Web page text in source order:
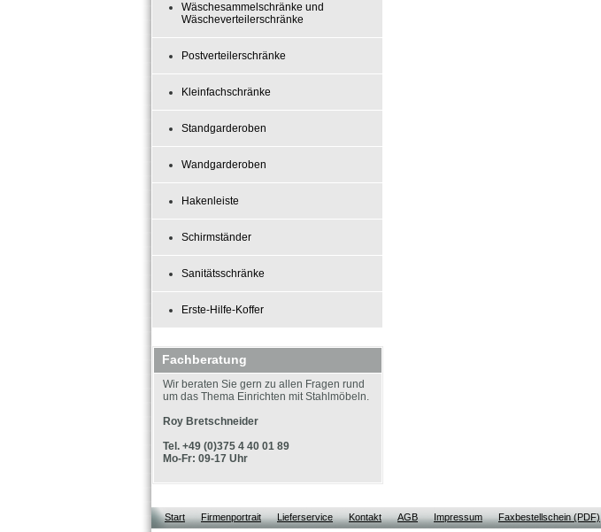
Wäschesammelschränke und
Wäscheverteilerschränke
Postverteilerschränke
Kleinfachschränke
Standgarderoben
Wandgarderoben
Hakenleiste
Schirmständer
Sanitätsschränke
Erste-Hilfe-Koffer
Fachberatung
Wir beraten Sie gern zu allen Fragen rund
um das Thema Einrichten mit Stahlmöbeln.
Roy Bretschneider
Tel. +49 (0)375 4 40 01 89
Mo-Fr: 09-17 Uhr
Start Firmenportrait Lieferservice Kontakt AGB Impressum Faxbestellschein (PDF)